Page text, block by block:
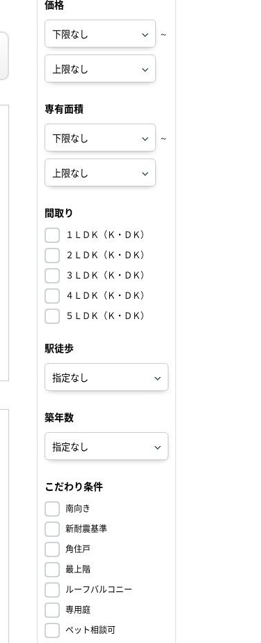
価格
～
専有面積
～
間取り
１ＬＤＫ（Ｋ・ＤＫ）
２ＬＤＫ（Ｋ・ＤＫ）
３ＬＤＫ（Ｋ・ＤＫ）
４ＬＤＫ（Ｋ・ＤＫ）
５ＬＤＫ（Ｋ・ＤＫ）
駅徒歩
築年数
こだわり条件
南向き
新耐震基準
角住戸
最上階
ルーフバルコニー
専用庭
ペット相談可